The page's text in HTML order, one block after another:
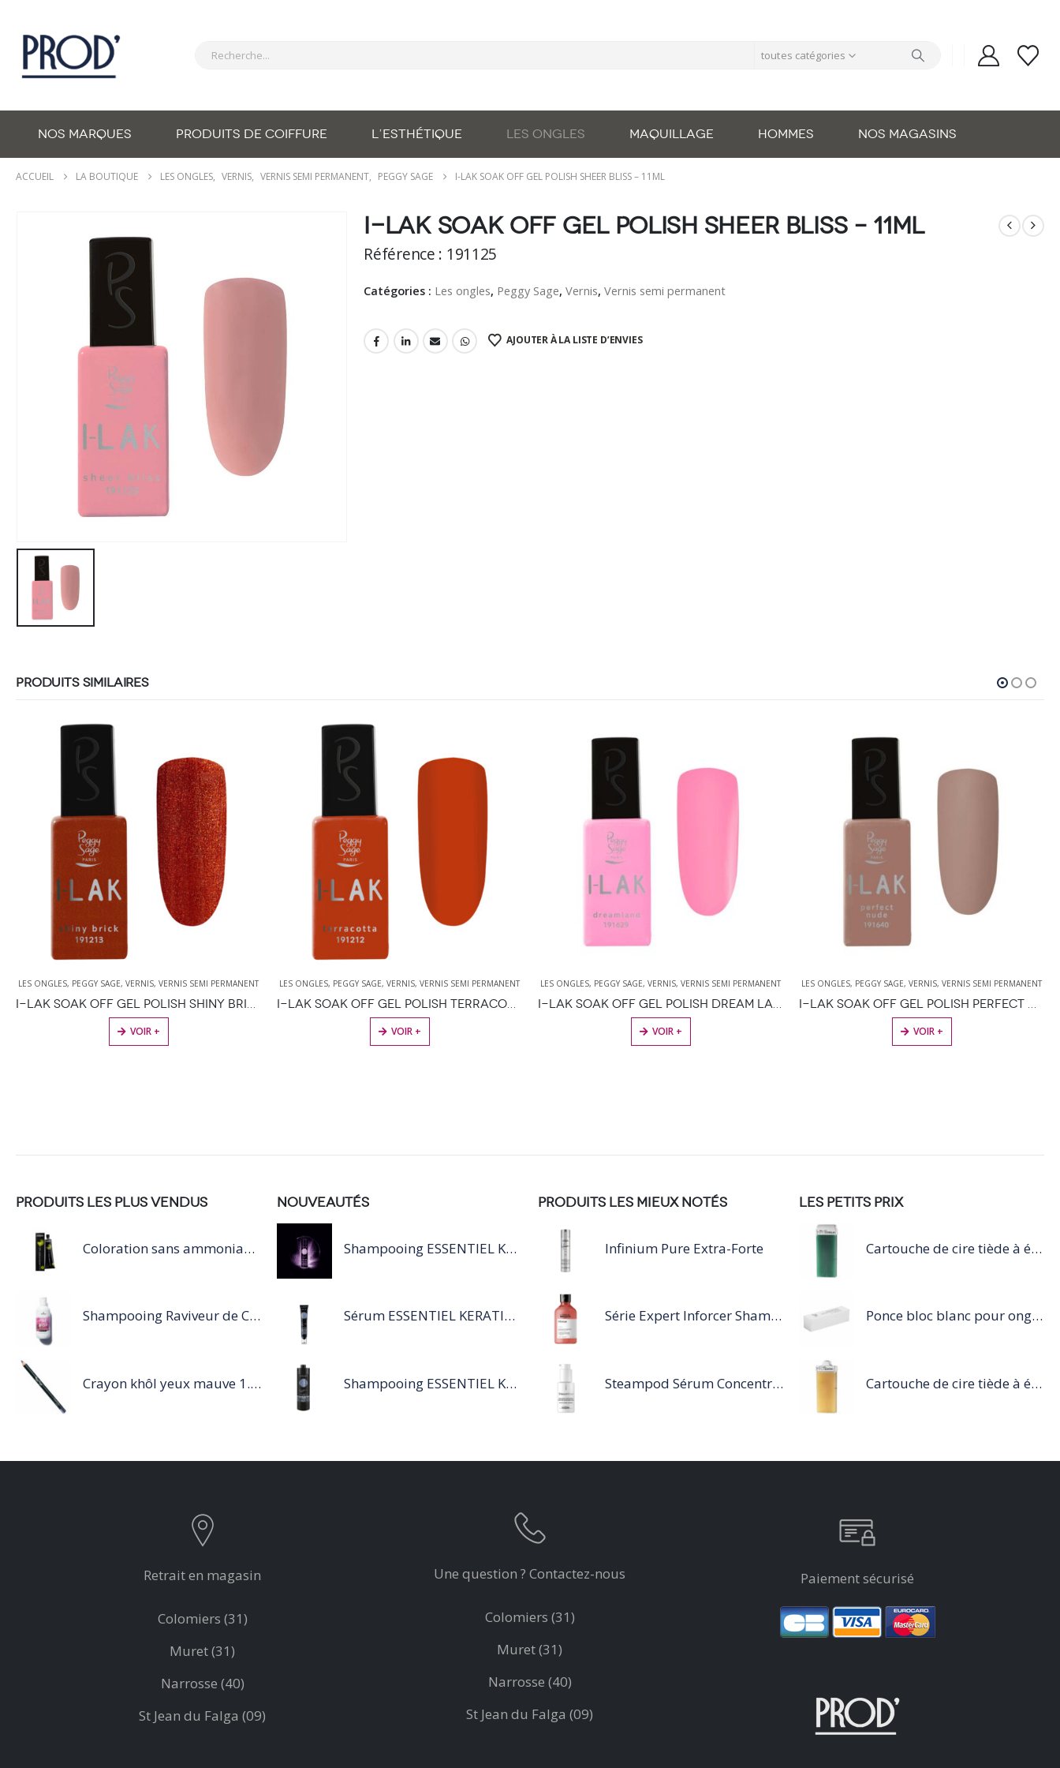
toutes catégories
NOS MARQUES PRODUITS DE COIFFURE L’ESTHÉTIQUE LES ONGLES MAQUILLAGE HOMMES NOS MAGASINS
ACCUEIL LA BOUTIQUE LES ONGLES, VERNIS, VERNIS SEMI PERMANENT, PEGGY SAGE I-LAK SOAK OFF GEL POLISH SHEER BLISS – 11ML
I-LAK soak off gel polish sheer bliss – 11ml
Référence : 191125
Catégories : Les ongles, Peggy Sage,Vernis,Vernis semi permanent
AJOUTER À LA LISTE D’ENVIES
PRODUITS SIMILAIRES
LES ONGLES,PEGGY SAGE,VERNIS,VERNIS SEMI PERMANENT
I-LAK SOAK OFF GEL POLISH TERRACOTTA 11ML
VOIR +
LES ONGLES,PEGGY SAGE,VERNIS,VERNIS SEMI PERMANENT
VOIR +
LES ONGLES,PEGGY SAGE,VERNIS,VERNIS SEMI PERMANENT
I-LAK SOAK OFF GEL POLISH PERFECT NUDE – 11ML
VOIR +
LES ONGLES,PEGGY SAGE,VERNIS,VERNIS SEMI PERMANENT
VOIR +
PRODUITS LES PLUS VENDUS
Coloration sans ammoniaque Inoa / 60ML
Shampooing Raviveur de Couleur 300 ml Rose de Schwarzkopf Professional
Crayon khôl yeux mauve 1.14g
NOUVEAUTÉS
Shampooing ESSENTIEL KERATIN SILVER 250ML
Sérum ESSENTIEL KERATIN SENSITIVE 40 ML
Shampooing ESSENTIEL KERATIN SENSITIVE 1L
PRODUITS LES MIEUX NOTÉS
Infinium Pure Extra-Forte
Série Expert Inforcer Shampoing
Steampod Sérum Concentré Protection Pointes et finition
LES PETITS PRIX
Cartouche de cire tiède à épiler 100ml vert
Ponce bloc blanc pour ongles
Cartouche de cire tiède à épiler 100ml miel
Retrait en magasin
Colomiers (31)
Muret (31)
Narrosse (40)
St Jean du Falga (09)
Une question ? Contactez-nous
Colomiers (31)
Muret (31)
Narrosse (40)
St Jean du Falga (09)
Paiement sécurisé